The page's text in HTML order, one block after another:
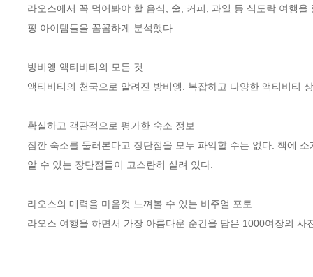
라오스에서 꼭 먹어봐야 할 음식, 술, 커피, 과일 등 식도락 여행
핑 아이템들을 꼼꼼하게 분석했다.
방비엥 액티비티의 모든 것
액티비티의 천국으로 알려진 방비엥. 복잡하고 다양한 액티비티
확실하고 객관적으로 평가한 숙소 정보
잠깐 숙소를 둘러본다고 장단점을 모두 파악할 수는 없다. 책에
알 수 있는 장단점들이 고스란히 실려 있다.
라오스의 매력을 마음껏 느껴볼 수 있는 비주얼 포토
라오스 여행을 하면서 가장 아름다운 순간을 담은 1000여장의